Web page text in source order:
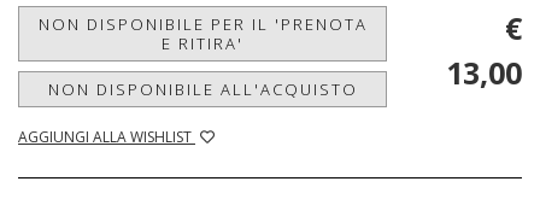
NON DISPONIBILE PER IL 'PRENOTA
E RITIRA'
NON DISPONIBILE ALL'ACQUISTO
AGGIUNGI ALLA WISHLIST
€
13,00